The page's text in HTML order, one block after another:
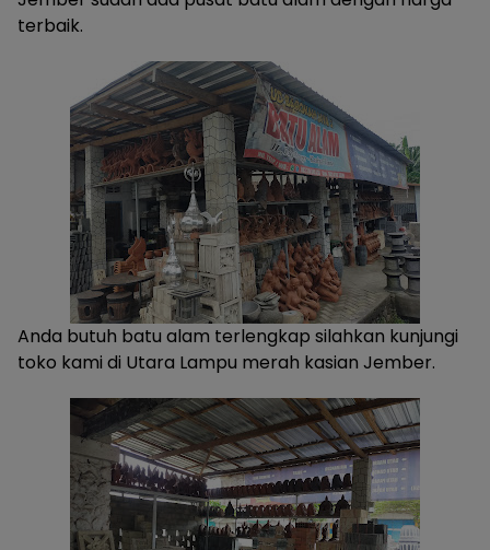
terbaik.
Anda butuh batu alam terlengkap silahkan kunjungi
toko kami di Utara Lampu merah kasian Jember.